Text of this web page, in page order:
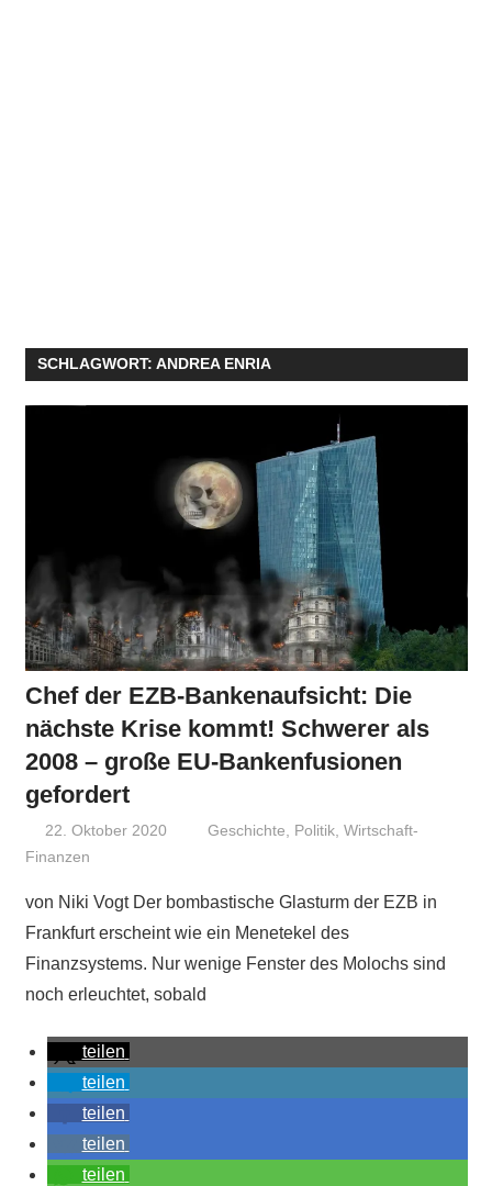
SCHLAGWORT: ANDREA ENRIA
Chef der EZB-Bankenaufsicht: Die
nächste Krise kommt! Schwerer als
2008 – große EU-Bankenfusionen
gefordert
22. Oktober 2020 Niki Vogt
Geschichte, Politik,Wirtschaft-
Finanzen
von Niki Vogt Der bombastische Glasturm der EZB in
Frankfurt erscheint wie ein Menetekel des
Finanzsystems. Nur wenige Fenster des Molochs sind
noch erleuchtet, sobald
teilen
teilen
teilen
teilen
teilen